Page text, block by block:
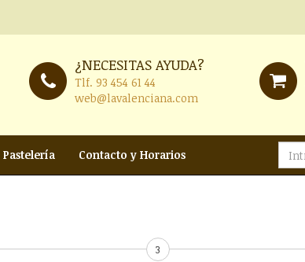
¿NECESITAS AYUDA?
Tlf. 93 454 61 44
web@lavalenciana.com
Pastelería Contacto y Horarios
3